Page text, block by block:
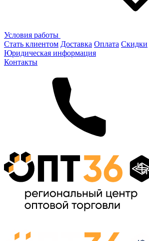
Условия работы
Стать клиентом Доставка Оплата Скидки
Юридическая информация
Контакты